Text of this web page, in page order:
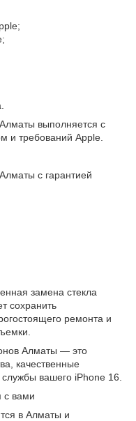
выполняется с
и требований Apple.
с гарантией
замена стекла
сохранить
ремонта и
Алматы — это
качественные
вашего iPhone 16.
с вами
в Алматы и